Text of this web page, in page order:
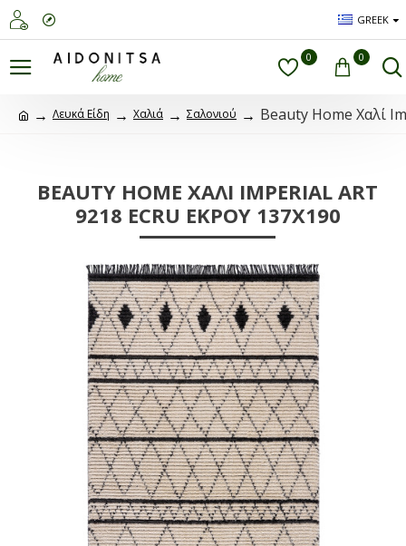
GREEK
0 0
Λευκά Είδη Χαλιά Σαλονιού Beauty Home Χαλί
BEAUTY HOME ΧΑΛΊ IMPERIAL ART
9218 ECRU ΕΚΡΟΎ 137X190